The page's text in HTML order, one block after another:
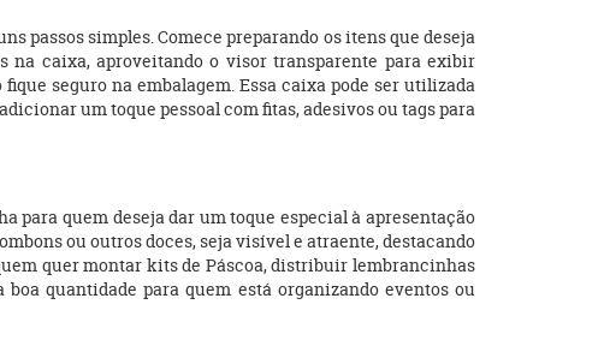
passos simples. Comece preparando os itens que deseja
na caixa, aproveitando o visor transparente para exibir
seguro na embalagem. Essa caixa pode ser utilizada
um toque pessoal com fitas, adesivos ou tags para
para quem deseja dar um toque especial à apresentação
ou outros doces, seja visível e atraente, destacando
quer montar kits de Páscoa, distribuir lembrancinhas
quantidade para quem está organizando eventos ou